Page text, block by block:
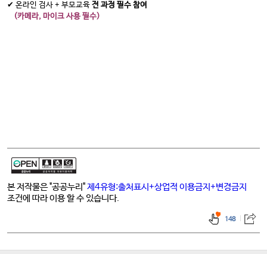
✔ 온라인 검사 + 부모교육 전 과정 필수 참여
(카메라, 마이크 사용 필수)
본 저작물은 "공공누리"제4유형:출처표시+상업적 이용금지+변경금지
조건에 따라 이용 할 수 있습니다.
148